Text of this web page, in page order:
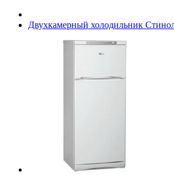
Двухкамерный холодильник